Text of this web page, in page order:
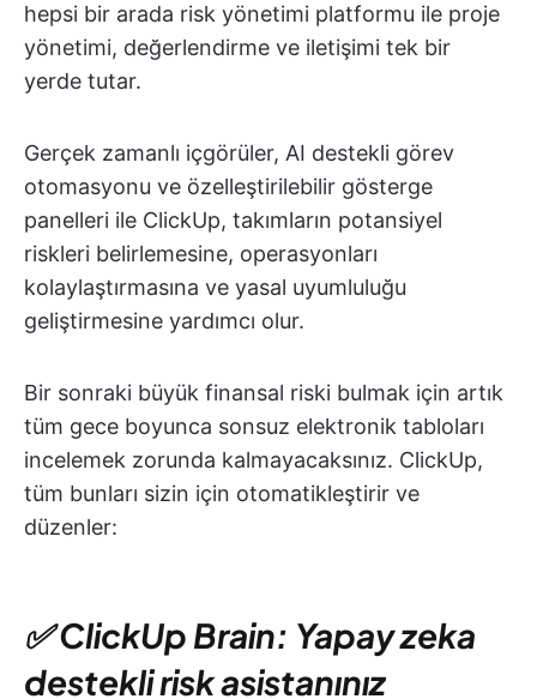
hepsi bir arada risk yönetimi platformu ile proje
yönetimi, değerlendirme ve iletişimi tek bir
yerde tutar.
Gerçek zamanlı içgörüler, AI destekli görev
otomasyonu ve özelleştirilebilir gösterge
panelleri ile ClickUp, takımların potansiyel
riskleri belirlemesine, operasyonları
kolaylaştırmasına ve yasal uyumluluğu
geliştirmesine yardımcı olur.
Bir sonraki büyük finansal riski bulmak için artık
tüm gece boyunca sonsuz elektronik tabloları
incelemek zorunda kalmayacaksınız. ClickUp,
tüm bunları sizin için otomatikleştirir ve
düzenler:
✅ ClickUp Brain: Yapay zeka
destekli risk asistanınız